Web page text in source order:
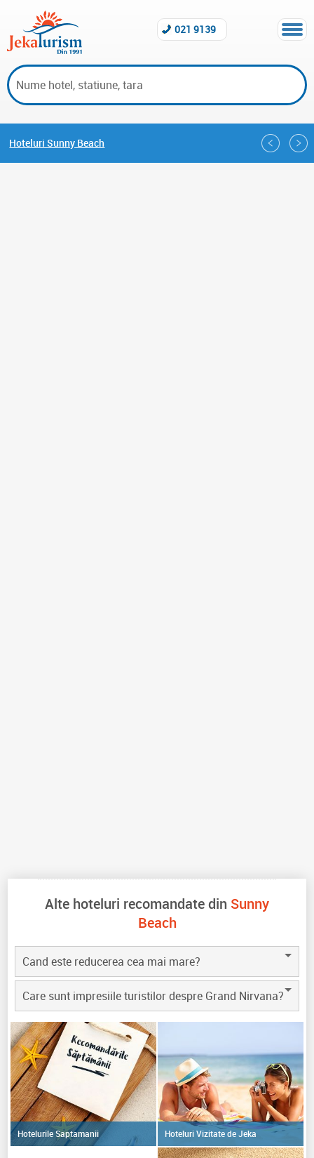
021 9139
Hoteluri Sunny Beach
Alte hoteluri recomandate din Sunny
Beach
Cand este reducerea cea mai mare?
Care sunt impresiile turistilor despre Grand Nirvana?
Hotelurile Saptamanii Hoteluri Vizitate de Jeka